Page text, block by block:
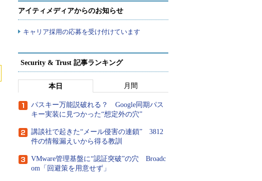
アイティメディアからのお知らせ
キャリア採用の応募を受け付けています
Security & Trust 記事ランキング
本日 月間
パスキー万能説破れる？ Google同期パス
キー実装に見つかった“想定外の穴”
講談社で起きた“メール侵害の連鎖” 3812
件の情報漏えいから得る教訓
VMware管理基盤に“認証突破”の穴 Broadc
om「回避策を用意せず」